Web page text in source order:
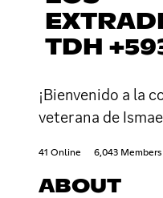
TDH
¡Bienvenido a la
veterana de
41 Online 6,043 Members
ABOUT